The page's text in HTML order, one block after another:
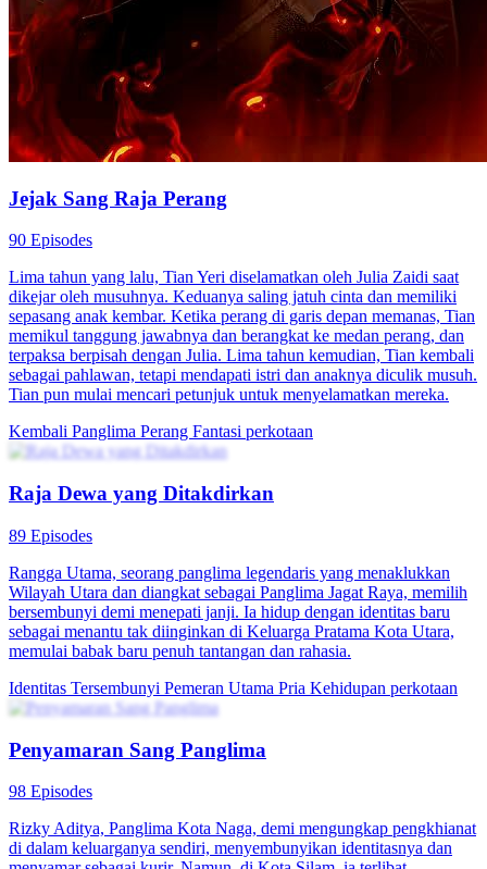
Jejak Sang Raja Perang
90 Episodes
Lima tahun yang lalu, Tian Yeri diselamatkan oleh Julia Zaidi saat
dikejar oleh musuhnya. Keduanya saling jatuh cinta dan memiliki
sepasang anak kembar. Ketika perang di garis depan memanas, Tian
memikul tanggung jawabnya dan berangkat ke medan perang, dan
terpaksa berpisah dengan Julia. Lima tahun kemudian, Tian kembali
sebagai pahlawan, tetapi mendapati istri dan anaknya diculik musuh.
Tian pun mulai mencari petunjuk untuk menyelamatkan mereka.
Kembali Panglima Perang Fantasi perkotaan
Raja Dewa yang Ditakdirkan
89 Episodes
Rangga Utama, seorang panglima legendaris yang menaklukkan
Wilayah Utara dan diangkat sebagai Panglima Jagat Raya, memilih
bersembunyi demi menepati janji. Ia hidup dengan identitas baru
sebagai menantu tak diinginkan di Keluarga Pratama Kota Utara,
memulai babak baru penuh tantangan dan rahasia.
Identitas Tersembunyi Pemeran Utama Pria Kehidupan perkotaan
Penyamaran Sang Panglima
98 Episodes
Rizky Aditya, Panglima Kota Naga, demi mengungkap pengkhianat
di dalam keluarganya sendiri, menyembunyikan identitasnya dan